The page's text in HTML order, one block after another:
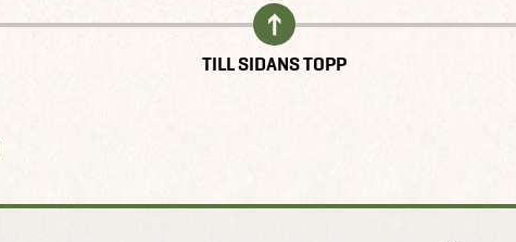
TILL SIDANS TOPP